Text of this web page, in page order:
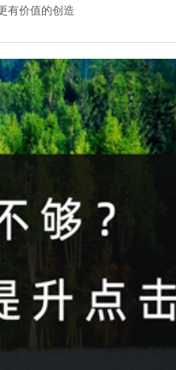
有价值的创造